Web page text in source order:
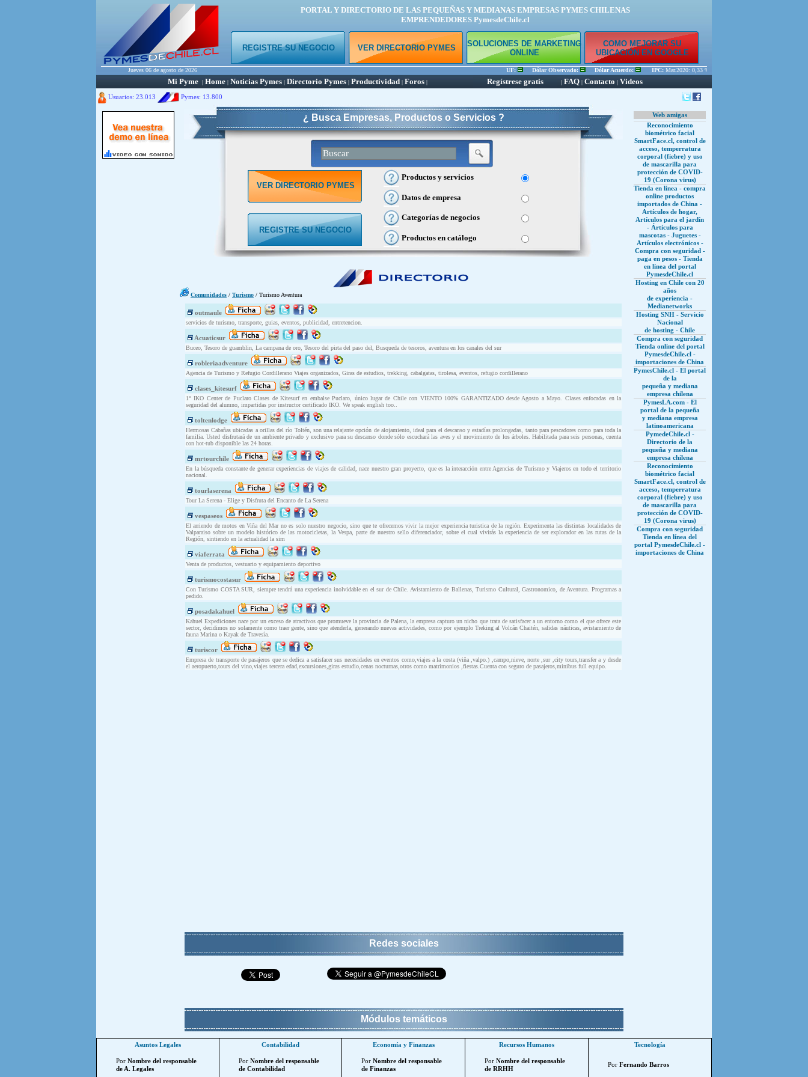
PORTAL Y DIRECTORIO DE LAS PEQUEÑAS Y MEDIANAS EMPRESAS PYMES CHILENAS
EMPRENDEDORES PymesdeChile.cl
REGISTRE SU NEGOCIO VER DIRECTORIO PYMES
SOLUCIONES DE MARKETING
ONLINE
COMO MEJORAR SU
UBICACIÓN EN GOOGLE
Jueves 06 de agosto de 2026 UF: Dólar Observado: Dólar Acuerdo: IPC:Mar.2020: 0,33 % Feb.2020: 0,45 % Ene.2020: 0,56 %
Mi Pyme | Home | Noticias Pymes | Directorio Pymes | Productividad | Foros | Regístrese gratis | FAQ | Contacto | Videos
Usuarios: 23.013 Pymes: 13.800
¿ Busca Empresas, Productos o Servicios ?
VER DIRECTORIO PYMES
REGISTRE SU NEGOCIO
Productos y servicios
Datos de empresa
Categorías de negocios
Productos en catálogo
Comunidades / Turismo / Turismo Aventura
outmaule
servicios de turismo, transporte, guias, eventos, publicidad, entretencion.
Acuaticsur
Buceo, Tesoro de guamblin, La campana de oro, Tesoro del pirta del paso del, Busqueda de tesoros, aventura en los canales del sur
robleriaadventure
Agencia de Turismo y Refugio Cordillerano Viajes organizados, Giras de estudios, trekking, cabalgatas, tirolesa, eventos, refugio cordillerano
clases_kitesurf
1° IKO Center de Puclaro Clases de Kitesurf en embalse Puclaro, único lugar de Chile con VIENTO 100% GARANTIZADO desde Agosto a Mayo. Clases enfocadas en la
seguridad del alumno, impartidas por instructor certificado IKO. We speak english too..
toltenlodge
Hermosas Cabañas ubicadas a orillas del río Toltén, son una relajante opción de alojamiento, ideal para el descanso y estadías prolongadas, tanto para pescadores como para toda la
familia. Usted disfrutará de un ambiente privado y exclusivo para su descanso donde sólo escuchará las aves y el movimiento de los árboles. Habilitada para seis personas, cuenta
con hot-tub disponible las 24 horas.
mrtourchile
En la búsqueda constante de generar experiencias de viajes de calidad, nace nuestro gran proyecto, que es la interacción entre Agencias de Turismo y Viajeros en todo el territorio
nacional.
tourlaserena
Tour La Serena - Elige y Disfruta del Encanto de La Serena
vespaseos
El arriendo de motos en Viña del Mar no es solo nuestro negocio, sino que te ofrecemos vivir la mejor experiencia turistica de la región. Experimenta las distintas localidades de
Valparaiso sobre un modelo histórico de las motocicletas, la Vespa, parte de nuestro sello diferenciador, sobre el cual vivirás la experiencia de ser explorador en las rutas de la
Región, sintiendo en la actualidad la sim
viaferrata
Venta de productos, vestuario y equipamiento deportivo
turismocostasur
Con Turismo COSTA SUR, siempre tendrá una experiencia inolvidable en el sur de Chile. Avistamiento de Ballenas, Turismo Cultural, Gastronomico, de Aventura. Programas a
pedido.
posadakahuel
Kahuel Expediciones nace por un exceso de atractivos que promueve la provincia de Palena, la empresa capturo un nicho que trata de satisfacer a un entorno como el que ofrece este
sector, decidimos no solamente como traer gente, sino que atenderla, generando nuevas actividades, como por ejemplo Treking al Volcán Chaitén, salidas náuticas, avistamiento de
fauna Marina o Kayak de Travesía.
turiscor
Empresa de transporte de pasajeros que se dedica a satisfacer sus necesidades en eventos como,viajes a la costa (viña ,valpo.) ,campo,nieve, norte ,sur ,city tours,transfer a y desde
el aeropuerto,tours del vino,viajes tercera edad,excursiones,giras estudio,cenas nocturnas,otros como matrimonios ,fiestas.Cuenta con seguro de pasajeros,minibus full equipo.
Web amigas
Reconocimiento
biométrico facial
SmartFace.cl, control de
acceso, temperratura
corporal (fiebre) y uso
de mascarilla para
protección de COVID-
19 (Corona virus)
Tienda en línea - compra
online productos
importados de China -
Artículos de hogar,
Artículos para el jardín
- Ártículos para
mascotas - Juguetes -
Artículos electrónicos -
Compra con seguridad -
paga en pesos - Tienda
en línea del portal
PymesdeChile.cl
Hosting en Chile con 20
años
de experiencia -
Medianetworks
Hosting SNH - Servicio
Nacional
de hosting - Chile
Compra con seguridad
Tienda online del portal
PymesdeChile.cl -
importaciones de China
PymesChile.cl - El portal
de la
pequeña y mediana
empresa chilena
PymesLA.com - El
portal de la pequeña
y mediana empresa
latinoamericana
PymedeChile.cl -
Directorio de la
pequeña y mediana
empresa chilena
Reconocimiento
biométrico facial
SmartFace.cl, control de
acceso, temperratura
corporal (fiebre) y uso
de mascarilla para
protección de COVID-
19 (Corona virus)
Compra con seguridad
Tienda en línea del
portal PymesdeChile.cl -
importaciones de China
Redes sociales
Módulos temáticos
Asuntos Legales
Por Nombre del responsable
de A. Legales
Contabilidad
Por Nombre del responsable
de Contabilidad
Economía y Finanzas
Por Nombre del responsable
de Finanzas
Recursos Humanos
Por Nombre del responsable
de RRHH
Tecnología
Por Fernando Barros